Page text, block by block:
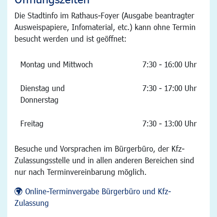
Die Stadtinfo im Rathaus-Foyer (Ausgabe beantragter
Ausweispapiere, Infomaterial, etc.) kann ohne Termin
besucht werden und ist geöffnet:
Montag und Mittwoch 7:30 - 16:00 Uhr
Dienstag und
Donnerstag
7:30 - 17:00 Uhr
Freitag 7:30 - 13:00 Uhr
Besuche und Vorsprachen im Bürgerbüro, der Kfz-
Zulassungsstelle und in allen anderen Bereichen sind
nur nach Terminvereinbarung möglich.
Online-Terminvergabe Bürgerbüro und Kfz-
Zulassung